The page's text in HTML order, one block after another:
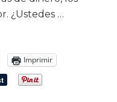
¿Ustedes …
Imprimir